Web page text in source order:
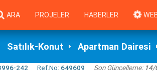
ARA PROJELER HABERLER
Satılık-Konut Apartman Dairesi
242 Ref.No: 649609 Son Güncelleme: